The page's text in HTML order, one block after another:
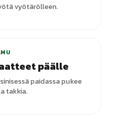
vyötärölleen.
päälle
paidassa pukee
takkia.